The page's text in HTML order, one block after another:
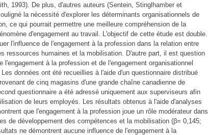
1993). De plus, d'autres auteurs (Sentein, Stinglhamber et
la nécessité d'explorer les déterminants organisationnels de
ce qui pourrait permettre une meilleure compréhension de la
d'engagement au travail. L'objectif de cette étude est double.
l'influence de l'engagement à la profession dans la relation entre
ressources humaines et la mobilisation. D'autre part, il est question
l'engagement à la profession et de l'engagement organisationnel
données ont été recueillies à l'aide d'un questionnaire distribué
de cinq magasins d'une grande chaîne canadienne de
questionnaire a été adressé uniquement aux superviseurs afin
de leurs employés. Les résultats obtenus à l'aide d'analyses
que l'engagement à la profession joue un rôle modérateur dans
de développement des compétences et la mobilisation (β= 0,145;
ne démontrent aucune influence de l'engagement à la